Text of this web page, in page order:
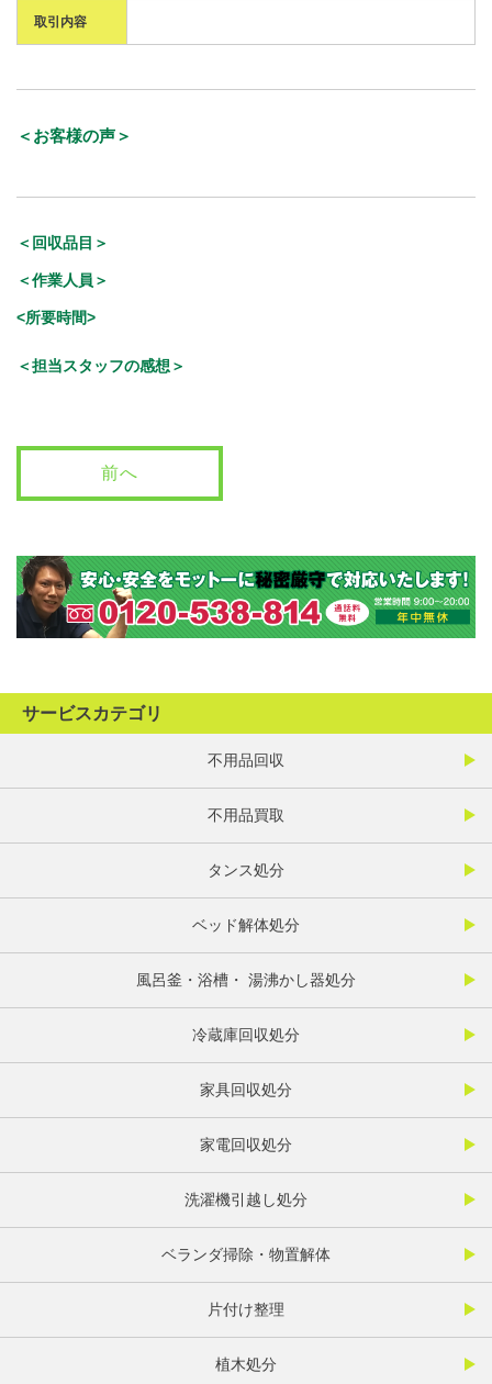
取引内容
＜お客様の声＞
＜回収品目＞
＜作業人員＞
<所要時間>
＜担当スタッフの感想＞
前へ
サービスカテゴリ
不用品回収
不用品買取
タンス処分
ベッド解体処分
風呂釜・浴槽・ 湯沸かし器処分
冷蔵庫回収処分
家具回収処分
家電回収処分
洗濯機引越し処分
ベランダ掃除・物置解体
片付け整理
植木処分